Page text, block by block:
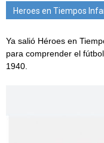
Heroes en Tiempos
Ya salió Héroes en
para comprender el
1940.